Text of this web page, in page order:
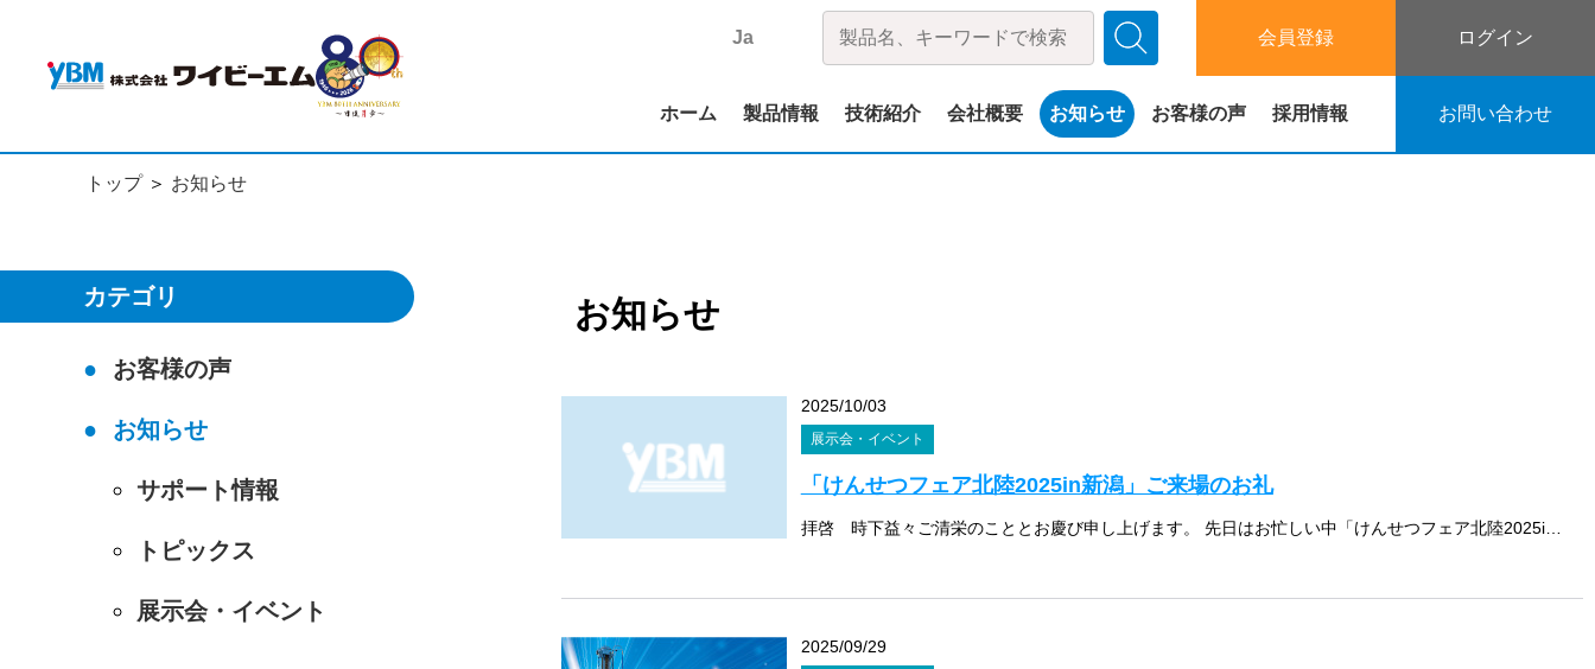
ホーム 製品情報 技術紹介 会社概要 お知らせ お客様の声 採用情報 お問い合わせ
Ja 会員登録 ログイン
トップ お知らせ
お知らせ
2025/10/03
展示会・イベント
「けんせつフェア北陸2025in新潟」ご来場のお礼
拝啓 時下益々ご清栄のこととお慶び申し上げます。 先日はお忙しい中「けんせつフェア北陸2025in新潟」にて当社のブースにお立ち寄りいただき、誠にありがとうございました。 ご紹介させていただいた地盤改良機「GI-180C […]
2025/09/29
カテゴリ
お客様の声
お知らせ
サポート情報
トピックス
展示会・イベント